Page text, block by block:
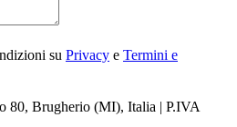
su Privacy e Termini e
Brugherio (MI), Italia | P.IVA